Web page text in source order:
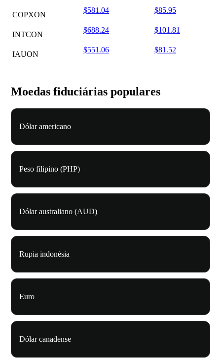
COPXON
$581.04 $85.95
INTCON
$688.24 $101.81
IAUON
$551.06 $81.52
Moedas fiduciárias populares
Dólar americano
Peso filipino (PHP)
Dólar australiano (AUD)
Rupia indonésia
Euro
Dólar canadense